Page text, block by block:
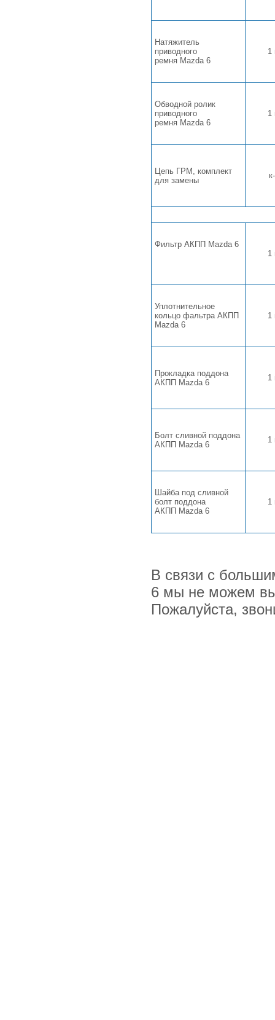
Натяжитель
приводного
ремня Mazda 6
1
Обводной ролик
приводного
ремня Mazda 6
1
Цепь ГРМ, комплект
для замены
Фильтр АКПП Mazda 6
1
Уплотнительное
кольцо фальтра АКПП
Mazda 6
1
Прокладка поддона
АКПП Mazda 6
1
Болт сливной поддона
АКПП Mazda 6
1
Шайба под сливной
болт поддона
АКПП Mazda 6
1
В связи с
6 мы не можем
Пожалуйста,